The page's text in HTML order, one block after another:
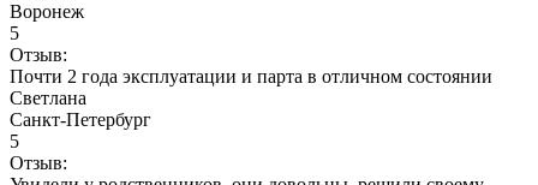
Воронеж
5
Отзыв:
Почти 2 года эксплуатации и парта в отличном состоянии
Светлана
Санкт-Петербург
5
Отзыв: